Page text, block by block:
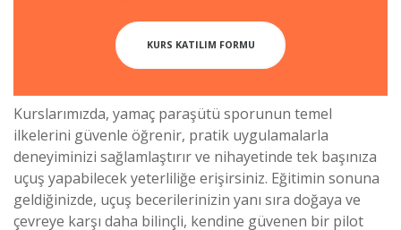
KURS KATILIM FORMU
Kurslarımızda, yamaç paraşütü sporunun temel
ilkelerini güvenle öğrenir, pratik uygulamalarla
deneyiminizi sağlamlaştırır ve nihayetinde tek başınıza
uçuş yapabilecek yeterliliğe erişirsiniz. Eğitimin sonuna
geldiğinizde, uçuş becerilerinizin yanı sıra doğaya ve
çevreye karşı daha bilinçli, kendine güvenen bir pilot